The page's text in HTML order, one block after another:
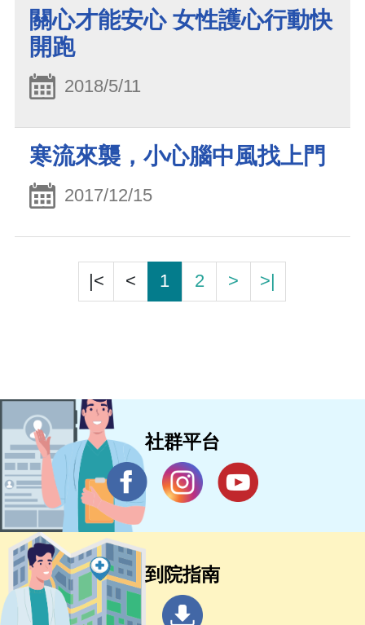
關心才能安心 女性護心行動快
開跑
2018/5/11
寒流來襲，小心腦中風找上門
2017/12/15
|< < 1 2 > >|
社群平台
到院指南